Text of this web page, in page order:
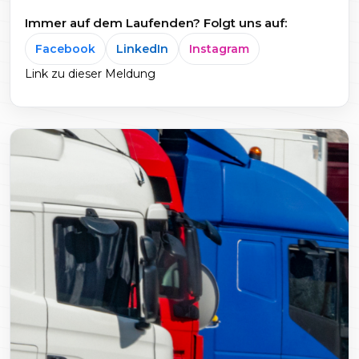
Immer auf dem Laufenden? Folgt uns auf:
Facebook LinkedIn
Instagram
Link zu dieser Meldung